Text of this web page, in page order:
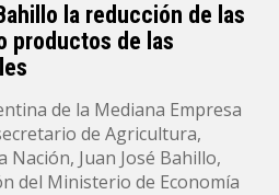
la reducción de las
productos de las
de la Mediana Empresa
de Agricultura,
Nación, Juan José Bahillo,
del Ministerio de Economía